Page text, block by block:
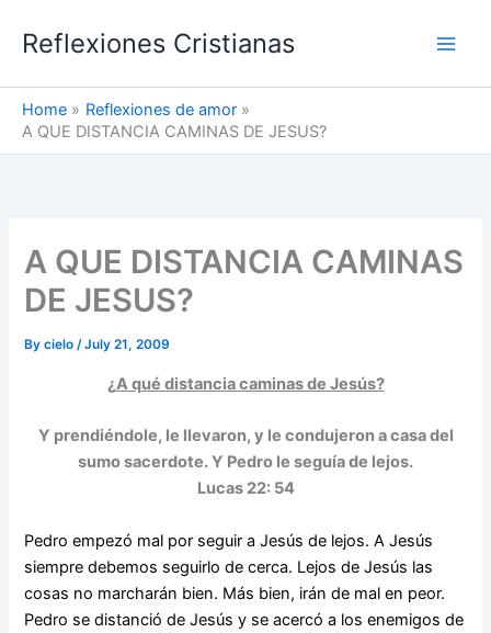
Reflexiones Cristianas
Home
Reflexiones de amor
A QUE DISTANCIA CAMINAS DE JESUS?
A QUE DISTANCIA CAMINAS
DE JESUS?
Bycielo/July 21, 2009
¿A qué distancia caminas de Jesús?
Y prendiéndole, le llevaron, y le condujeron a casa del
sumo sacerdote. Y Pedro le seguía de lejos.
Lucas 22: 54
Pedro empezó mal por seguir a Jesús de lejos. A Jesús
siempre debemos seguirlo de cerca. Lejos de Jesús las
cosas no marcharán bien. Más bien, irán de mal en peor.
Pedro se distanció de Jesús y se acercó a los enemigos de